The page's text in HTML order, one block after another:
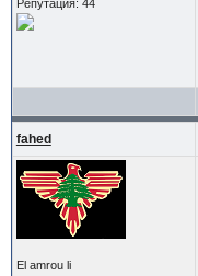
Репутация: 44
fahed
El amrou li